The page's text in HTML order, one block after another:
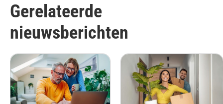
Gerelateerde
nieuwsberichten